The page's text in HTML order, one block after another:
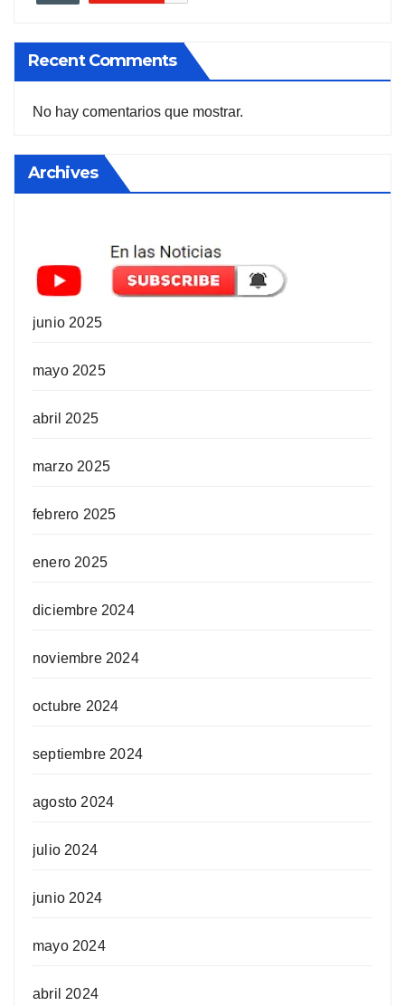
Recent Comments
No hay comentarios que mostrar.
Archives
junio 2025
mayo 2025
abril 2025
marzo 2025
febrero 2025
enero 2025
diciembre 2024
noviembre 2024
octubre 2024
septiembre 2024
agosto 2024
julio 2024
junio 2024
mayo 2024
abril 2024